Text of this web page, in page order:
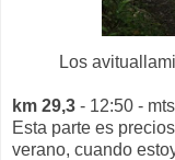
Los
km 29,3 - 12:50 -
Esta parte es
verano, cuando